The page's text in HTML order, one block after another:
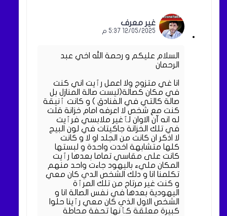
غير معرف
12/05/2025 5:37 م
السلام عليكم و رحمة الله اخي عبد
الرحمان
انا غي متزوج ولا اعمل رٱيت اني كنت
في مكان كصالة(ليست صالة المنازل بل
صالة كالتي في الفنادق ) و كانت ٱنيقة
كنت مع شخص لا اعرفه امام خزانة قلت
له انه آن الاوان لٱغير ملابسي فرٱيت
في تلك الخزانة جاكيتات في لون البيج
لا اذكر ان كانت من الجلد او لا و كانت
كلها متشابهة اخدت واحدة و لبستها
كانت على مقاسي تماما بعدها رٱيت
المكان مليء باليهود جاءت واحد منهم
تكلمنا انا و دلك الشخص الدي كان معي
و كنت غير مرتاح من تلك المرٱة
اليهودية بعدها في نفس الصالة انا و
الشخص الاول الذي كان معي رٱينا حلوا
كبيرة معلقة كٱنها تحفة محاطة